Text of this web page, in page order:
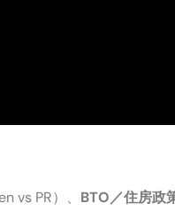
vs PR）、 BTO／住房政